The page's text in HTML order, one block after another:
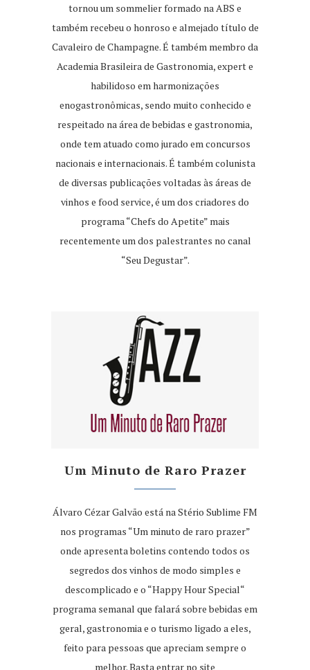
tornou um sommelier formado na ABS e
também recebeu o honroso e almejado título de
Cavaleiro de Champagne. É também membro da
Academia Brasileira de Gastronomia, expert e
habilidoso em harmonizações
enogastronômicas, sendo muito conhecido e
respeitado na área de bebidas e gastronomia,
onde tem atuado como jurado em concursos
nacionais e internacionais. É também colunista
de diversas publicações voltadas às áreas de
vinhos e food service, é um dos criadores do
programa “Chefs do Apetite” mais
recentemente um dos palestrantes no canal
“Seu Degustar”.
Um Minuto de Raro Prazer
Álvaro Cézar Galvão está na Stério Sublime FM
nos programas “Um minuto de raro prazer”
onde apresenta boletins contendo todos os
segredos dos vinhos de modo simples e
descomplicado e o “Happy Hour Special“
programa semanal que falará sobre bebidas em
geral, gastronomia e o turismo ligado a eles,
feito para pessoas que apreciam sempre o
melhor. Basta entrar no site